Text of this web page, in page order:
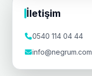
İletişim
0540 114 04 44
info@negrum.com